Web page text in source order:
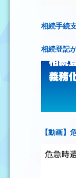
相続手続
相続登記
【動画】